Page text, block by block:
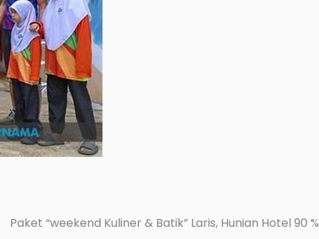
Paket “weekend Kuliner & Batik” Laris, Hunian Hotel 90 %